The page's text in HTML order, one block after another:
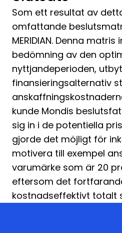
Som ett resultat av
omfattande
MERIDIAN. Denna
bedömning av den
nyttjandeperioden,
finansieringsalternativ
kunde Mondis
sig in i de potentiella
gjorde det möjligt för
motivera till exempel
varumärke som är 20
eftersom det
kostnadseffektivt totalt